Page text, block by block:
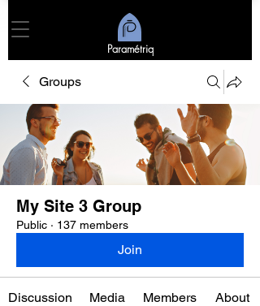
Paramétriq
Groups
My Site 3 Group
Public · 137 members
Join
Discussion Media Members About